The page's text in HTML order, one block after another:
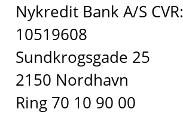
Nykredit Bank A/S CVR:
10519608
Sundkrogsgade 25
2150 Nordhavn
Ring 70 10 90 00